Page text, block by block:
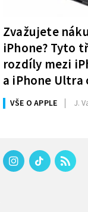
Zvažujete
iPhone? Tyto
rozdíly mezi
a iPhone Ultra
rozhodnutí
VŠE O APPLE J.